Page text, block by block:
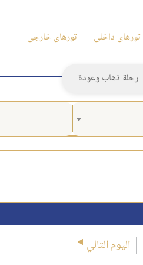
تورهای داخلی تورهای خارجی
رحلة ذهاب وعودة
اليوم التالي